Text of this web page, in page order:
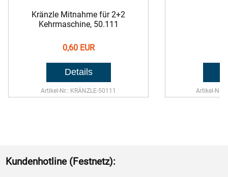
Kränzle Mitnahme für 2+2
Kehrmaschine, 50.111
0,60 EUR
Artikel-Nr.: KRÄNZLE-50111 Artikel-Nr.:
Kundenhotline (Festnetz):